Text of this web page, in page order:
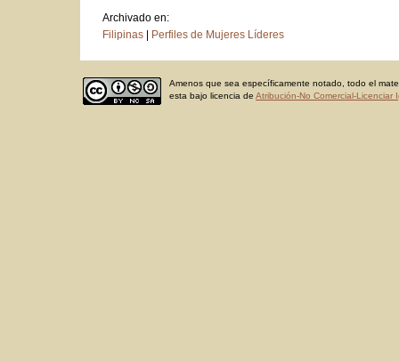
Archivado en:
Filipinas | Perfiles de Mujeres Líderes
Amenos que sea específicamente notado, todo el
esta bajo licencia deAtribución-No Comercial-Licenciar